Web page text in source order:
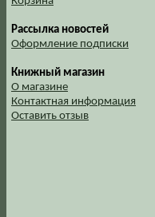
Рассылка новостей
Оформление подписки
Книжный магазин
О магазине
Контактная информация
Оставить отзыв